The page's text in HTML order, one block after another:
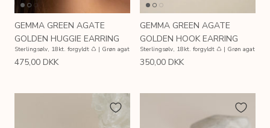
GEMMA GREEN AGATE
GOLDEN HUGGIE EARRING
Sterlingsølv, 18kt. forgyldt ♺ | Grøn agat
475,00 DKK
GEMMA GREEN AGATE
GOLDEN HOOK EARRING
Sterlingsølv, 18kt. forgyldt ♺ | Grøn agat
350,00 DKK